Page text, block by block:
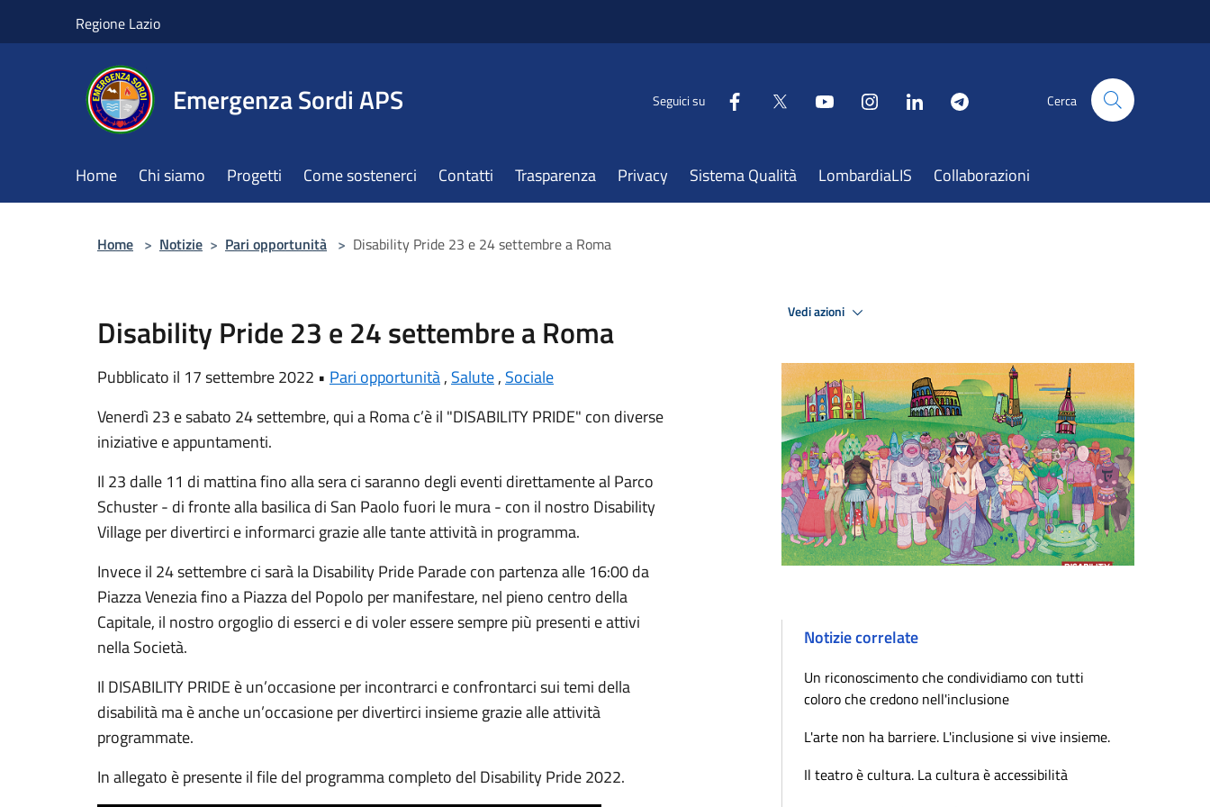
Regione Lazio
Emergenza Sordi APS Seguici su Cerca
Home Chi siamo Progetti Come sostenerci Contatti Trasparenza Privacy Sistema Qualità LombardiaLIS Collaborazioni
Home > Notizie > Pari opportunità > Disability Pride 23 e 24 settembre a Roma
Disability Pride 23 e 24 settembre a Roma
Pubblicato il 17 settembre 2022 • Pari opportunità, Salute, Sociale
Venerdì 23 e sabato 24 settembre, qui a Roma c’è il "DISABILITY PRIDE" con diverse
iniziative e appuntamenti.
Il 23 dalle 11 di mattina fino alla sera ci saranno degli eventi direttamente al Parco
Schuster - di fronte alla basilica di San Paolo fuori le mura - con il nostro Disability
Village per divertirci e informarci grazie alle tante attività in programma.
Invece il 24 settembre ci sarà la Disability Pride Parade con partenza alle 16:00 da
Piazza Venezia fino a Piazza del Popolo per manifestare, nel pieno centro della
Capitale, il nostro orgoglio di esserci e di voler essere sempre più presenti e attivi
nella Società.
Il DISABILITY PRIDE è un’occasione per incontrarci e confrontarci sui temi della
disabilità ma è anche un’occasione per divertirci insieme grazie alle attività
programmate.
In allegato è presente il file del programma completo del Disability Pride 2022.
Vedi azioni
Notizie correlate
Un riconoscimento che condividiamo con tutti
coloro che credono nell'inclusione
L'arte non ha barriere. L'inclusione si vive insieme.
Il teatro è cultura. La cultura è accessibilità